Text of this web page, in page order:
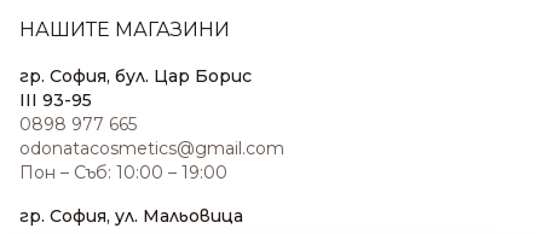
НАШИТЕ МАГАЗИНИ
гр. София, бул. Цар Борис
III 93-95
0898 977 665
odonatacosmetics@gmail.com
Пон – Съб: 10:00 – 19:00
гр. София, ул. Мальовица